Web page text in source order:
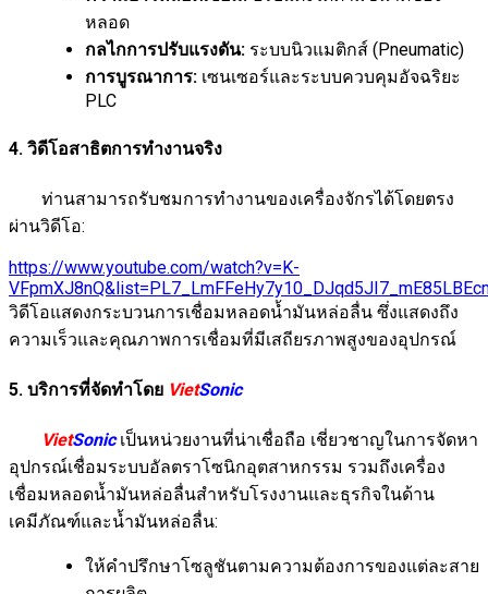
หลอด
กลไกการปรับแรงดัน: ระบบนิวแมติกส์ (Pneumatic)
การบูรณาการ: เซนเซอร์และระบบควบคุมอัจฉริยะ
PLC
4. วิดีโอสาธิตการทำงานจริง
ท่านสามารถรับชมการทำงานของเครื่องจักรได้โดยตรง
ผ่านวิดีโอ:
https://www.youtube.com/watch?v=K-
วิดีโอแสดงกระบวนการเชื่อมหลอดน้ำมันหล่อลื่น ซึ่งแสดงถึง
ความเร็วและคุณภาพการเชื่อมที่มีเสถียรภาพสูงของอุปกรณ์
5. บริการที่จัดทำโดย VietSonic
VietSonicเป็นหน่วยงานที่น่าเชื่อถือ เชี่ยวชาญในการจัดหา
อุปกรณ์เชื่อมระบบอัลตราโซนิกอุตสาหกรรม รวมถึงเครื่อง
เชื่อมหลอดน้ำมันหล่อลื่นสำหรับโรงงานและธุรกิจในด้าน
เคมีภัณฑ์และน้ำมันหล่อลื่น:
ให้คำปรึกษาโซลูชันตามความต้องการของแต่ละสาย